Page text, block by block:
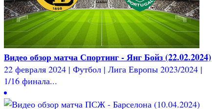
Видео обзор матча Спортинг - Янг Бойз (22.02.2024)
22 февраля 2024 | Футбол | Лига Европы 2023/2024 |
1/16 финала...